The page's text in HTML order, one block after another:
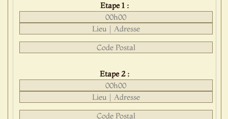
Etape 1 :
Etape 2 :